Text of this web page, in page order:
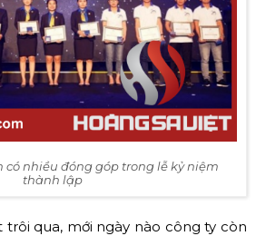
có nhiều đóng góp trong lễ kỷ niệm
thành lập
qua, mới ngày nào công ty còn